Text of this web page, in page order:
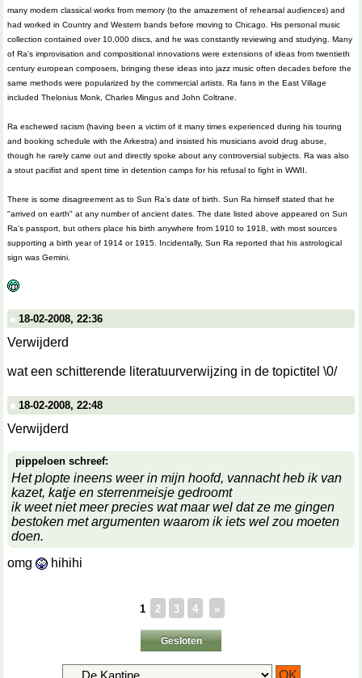
many modern classical works from memory (to the amazement of rehearsal audiences) and
had worked in Country and Western bands before moving to Chicago. His personal music
collection contained over 10,000 discs, and he was constantly reviewing and studying. Many
of Ra's improvisation and compositional innovations were extensions of ideas from twentieth
century european composers, bringing these ideas into jazz music often decades before the
same methods were popularized by the commercial artists. Ra fans in the East Village
included Thelonius Monk, Charles Mingus and John Coltrane.
Ra eschewed racism (having been a victim of it many times experienced during his touring
and booking schedule with the Arkestra) and insisted his musicians avoid drug abuse,
though he rarely came out and directly spoke about any controversial subjects. Ra was also
a stout pacifist and spent time in detention camps for his refusal to fight in WWII.
There is some disagreement as to Sun Ra's date of birth. Sun Ra himself stated that he
"arrived on earth" at any number of ancient dates. The date listed above appeared on Sun
Ra's passport, but others place his birth anywhere from 1910 to 1918, with most sources
supporting a birth year of 1914 or 1915. Incidentally, Sun Ra reported that his astrological
sign was Gemini.
18-02-2008, 22:36
Verwijderd
wat een schitterende literatuurverwijzing in de topictitel \0/
18-02-2008, 22:48
Verwijderd
pippeloen schreef:
Het plopte ineens weer in mijn hoofd, vannacht heb ik van
kazet, katje en sterrenmeisje gedroomt
ik weet niet meer precies wat maar wel dat ze me gingen
bestoken met argumenten waarom ik iets wel zou moeten
doen.
omg
hihihi
1 2 3 4 »
Gesloten